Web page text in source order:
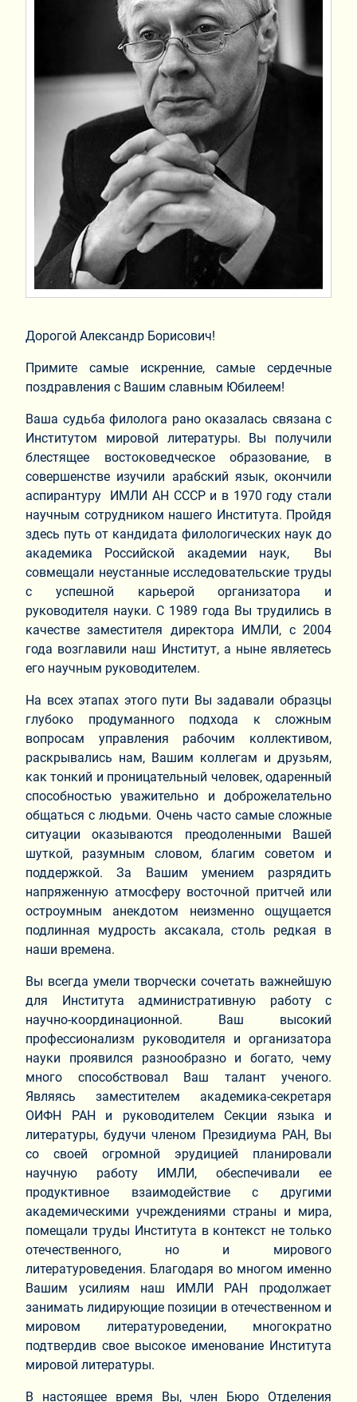
Дорогой Александр Борисович!
Примите самые искренние, самые сердечные
поздравления с Вашим славным Юбилеем!
Ваша судьба филолога рано оказалась связана с
Институтом мировой литературы. Вы получили
блестящее востоковедческое образование, в
совершенстве изучили арабский язык, окончили
аспирантуру ИМЛИ АН СССР и в 1970 году стали
научным сотрудником нашего Института. Пройдя
здесь путь от кандидата филологических наук до
академика Российской академии наук, Вы
совмещали неустанные исследовательские труды
с успешной карьерой организатора и
руководителя науки. С 1989 года Вы трудились в
качестве заместителя директора ИМЛИ, с 2004
года возглавили наш Институт, а ныне являетесь
его научным руководителем.
На всех этапах этого пути Вы задавали образцы
глубоко продуманного подхода к сложным
вопросам управления рабочим коллективом,
раскрывались нам, Вашим коллегам и друзьям,
как тонкий и проницательный человек, одаренный
способностью уважительно и доброжелательно
общаться с людьми. Очень часто самые сложные
ситуации оказываются преодоленными Вашей
шуткой, разумным словом, благим советом и
поддержкой. За Вашим умением разрядить
напряженную атмосферу восточной притчей или
остроумным анекдотом неизменно ощущается
подлинная мудрость аксакала, столь редкая в
наши времена.
Вы всегда умели творчески сочетать важнейшую
для Института административную работу с
научно-координационной. Ваш высокий
профессионализм руководителя и организатора
науки проявился разнообразно и богато, чему
много способствовал Ваш талант ученого.
Являясь заместителем академика-секретаря
ОИФН РАН и руководителем Секции языка и
литературы, будучи членом Президиума РАН, Вы
со своей огромной эрудицией планировали
научную работу ИМЛИ, обеспечивали ее
продуктивное взаимодействие с другими
академическими учреждениями страны и мира,
помещали труды Института в контекст не только
отечественного, но и мирового
литературоведения. Благодаря во многом именно
Вашим усилиям наш ИМЛИ РАН продолжает
занимать лидирующие позиции в отечественном и
мировом литературоведении, многократно
подтвердив свое высокое именование Института
мировой литературы.
В настоящее время Вы, член Бюро Отделения